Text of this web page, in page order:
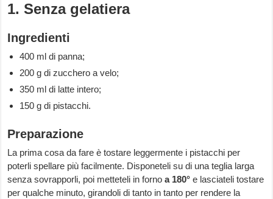
1. Senza gelatiera
Ingredienti
400 ml di panna;
200 g di zucchero a velo;
350 ml di latte intero;
150 g di pistacchi.
Preparazione
La prima cosa da fare è tostare leggermente i pistacchi per
poterli spellare più facilmente. Disponeteli su di una teglia larga
senza sovrapporli, poi metteteli in forno a 180° e lasciateli tostare
per qualche minuto, girandoli di tanto in tanto per rendere la